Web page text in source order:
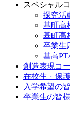
スペシャル
探究活
基町高
基町高
卒業生
基高
創造表現コ
在校生・保
入学希望の
卒業生の皆